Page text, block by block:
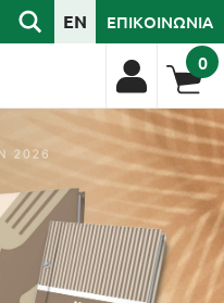
EN ΕΠΙΚΟΙΝΩΝΙΑ
0